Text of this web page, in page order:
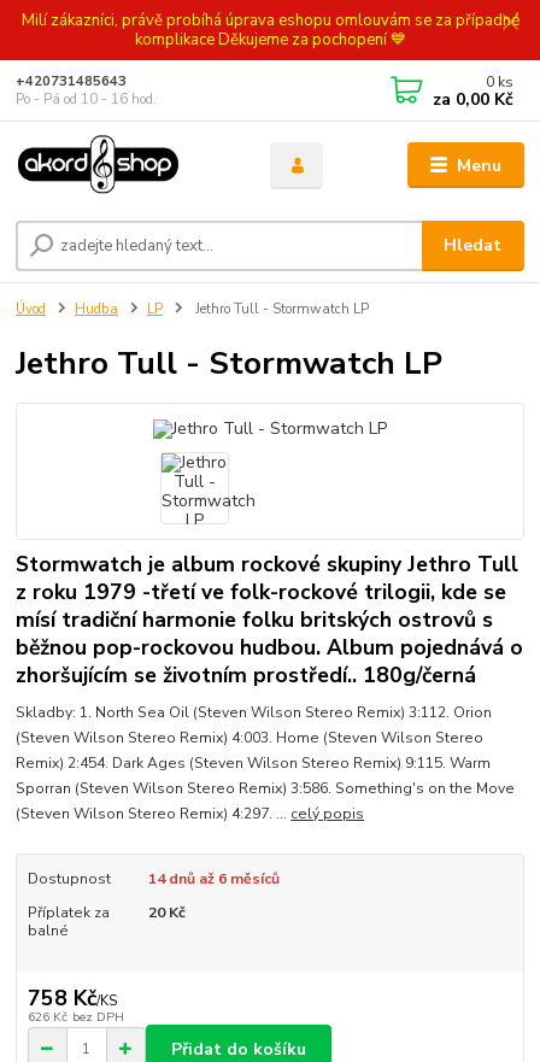
Milí zákazníci, právě probíhá úprava eshopu omlouvám se za případné
komplikace Děkujeme za pochopení 💙
Menu
Hledat
+420731485643
Po - Pá od 10 - 16 hod.
0 ks
za 0,00 Kč
Úvod Hudba LP Jethro Tull - Stormwatch LP
Jethro Tull - Stormwatch LP
Stormwatch je album rockové skupiny Jethro Tull
z roku 1979 -třetí ve folk-rockové trilogii, kde se
mísí tradiční harmonie folku britských ostrovů s
běžnou pop-rockovou hudbou. Album pojednává o
zhoršujícím se životním prostředí.. 180g/černá
Skladby: 1. North Sea Oil (Steven Wilson Stereo Remix) 3:112. Orion
(Steven Wilson Stereo Remix) 4:003. Home (Steven Wilson Stereo
Remix) 2:454. Dark Ages (Steven Wilson Stereo Remix) 9:115. Warm
Sporran (Steven Wilson Stereo Remix) 3:586. Something's on the Move
(Steven Wilson Stereo Remix) 4:297. ... celý popis
Dostupnost
14 dnů až 6 měsíců
Příplatek za
balné
20 Kč
758 Kč/KS
626 Kč bez DPH
Přidat do košíku